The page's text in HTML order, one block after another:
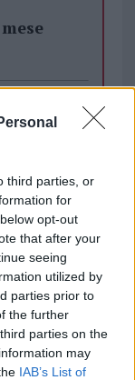
third parties, or
for
opt-out
that after your
seeing
utilized by
parties prior to
the further
parties on the
may
IAB’s List of
nella